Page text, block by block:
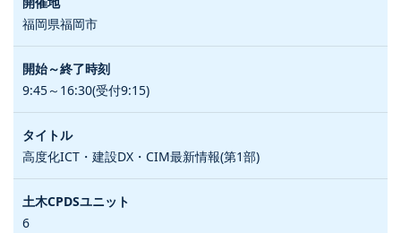
福岡県福岡市
9:45～16:30(受付9:15)
高度化ICT・建設DX・CIM最新情報(第1部)
6